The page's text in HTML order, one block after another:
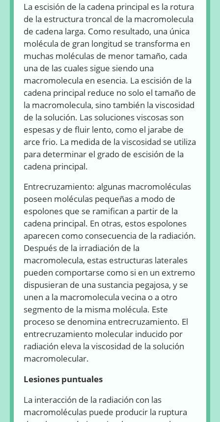
La escisión de la cadena principal es la rotura
de la estructura troncal de la macromolecula
de cadena larga. Como resultado, una única
molécula de gran longitud se transforma en
muchas moléculas de menor tamaño, cada
una de las cuales sigue siendo una
macromolecula en esencia. La escisión de la
cadena principal reduce no solo el tamaño de
la macromolecula, sino también la viscosidad
de la solución. Las soluciones viscosas son
espesas y de fluir lento, como el jarabe de
arce frio. La medida de la viscosidad se utiliza
para determinar el grado de escisión de la
cadena principal.
Entrecruzamiento: algunas macromoléculas
poseen moléculas pequeñas a modo de
espolones que se ramifican a partir de la
cadena principal. En otras, estos espolones
aparecen como consecuencia de la radiación.
Después de la irradiación de la
macromolecula, estas estructuras laterales
pueden comportarse como si en un extremo
dispusieran de una sustancia pegajosa, y se
unen a la macromolecula vecina o a otro
segmento de la misma molécula. Este
proceso se denomina entrecruzamiento. El
entrecruzamiento molecular inducido por
radiación eleva la viscosidad de la solución
macromolecular.
Lesiones puntuales
La interacción de la radiación con las
macromoléculas puede producir la ruptura